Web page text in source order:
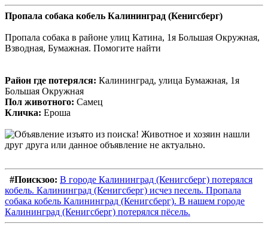
Пропала собака кобель Калининград (Кенигсберг)
Пропала собака в районе улиц Катина, 1я Большая Окружная,
Взводная, Бумажная. Помогите найти
Район где потерялся: Калининград, улица Бумажная, 1я
Большая Окружная
Пол животного: Самец
Кличка: Ероша
#Поискзоо: В городе Калининград (Кенигсберг) потерялся
кобель. Калининград (Кенигсберг) исчез песель. Пропала
собака кобель Калининград (Кенигсберг). В нашем городе
Калининград (Кенигсберг) потерялся пёсель.